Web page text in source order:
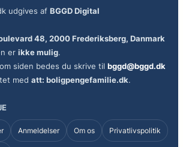
udgives af BGGD Digital
48, 2000 Frederiksberg, Danmark
er ikke mulig.
siden bedes du skrive til bggd@bggd.dk
med att: boligpengefamilie.dk.
Anmeldelser Om os Privatlivspolitik